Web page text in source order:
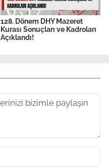
128. Dönem DHY Mazeret
Kurası Sonuçları ve Kadroları
Açıklandı!